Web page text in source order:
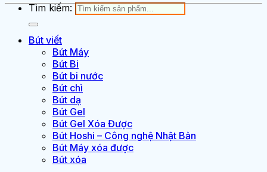
Tìm kiếm:
Bút viết
Bút Máy
Bút Bi
Bút bi nước
Bút chì
Bút dạ
Bút Gel
Bút Gel Xóa Được
Bút Hoshi – Công nghệ Nhật Bản
Bút Máy xóa được
Bút xóa